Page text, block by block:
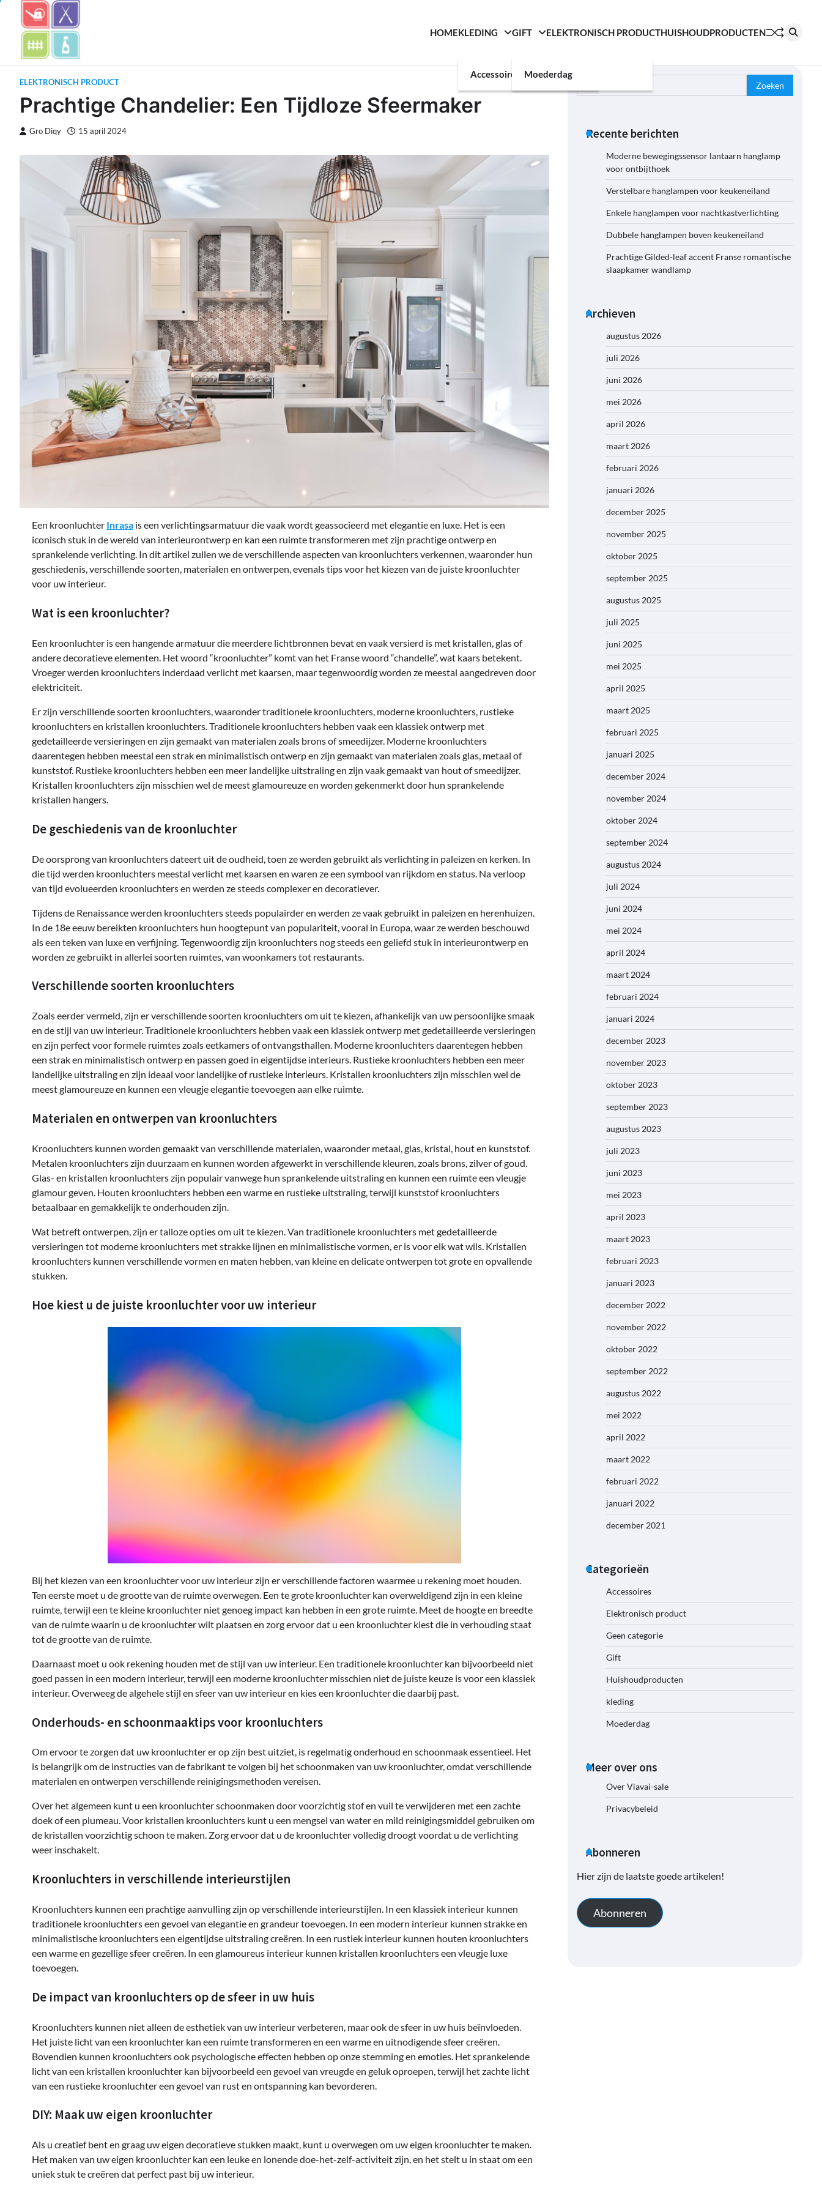
content
HOMEKLEDING
Accessoires
GIFT
Moederdag
ELEKTRONISCH PRODUCTHUISHOUDPRODUCTEN
ELEKTRONISCH PRODUCT
Prachtige Chandelier: Een Tijdloze Sfeermaker
Gro Diqy 15 april 2024
Een kroonluchter Inrasa is een verlichtingsarmatuur die vaak wordt geassocieerd met elegantie en luxe. Het is een
iconisch stuk in de wereld van interieurontwerp en kan een ruimte transformeren met zijn prachtige ontwerp en
sprankelende verlichting. In dit artikel zullen we de verschillende aspecten van kroonluchters verkennen, waaronder hun
geschiedenis, verschillende soorten, materialen en ontwerpen, evenals tips voor het kiezen van de juiste kroonluchter
voor uw interieur.
Wat is een kroonluchter?
Een kroonluchter is een hangende armatuur die meerdere lichtbronnen bevat en vaak versierd is met kristallen, glas of
andere decoratieve elementen. Het woord “kroonluchter” komt van het Franse woord “chandelle”, wat kaars betekent.
Vroeger werden kroonluchters inderdaad verlicht met kaarsen, maar tegenwoordig worden ze meestal aangedreven door
elektriciteit.
Er zijn verschillende soorten kroonluchters, waaronder traditionele kroonluchters, moderne kroonluchters, rustieke
kroonluchters en kristallen kroonluchters. Traditionele kroonluchters hebben vaak een klassiek ontwerp met
gedetailleerde versieringen en zijn gemaakt van materialen zoals brons of smeedijzer. Moderne kroonluchters
daarentegen hebben meestal een strak en minimalistisch ontwerp en zijn gemaakt van materialen zoals glas, metaal of
kunststof. Rustieke kroonluchters hebben een meer landelijke uitstraling en zijn vaak gemaakt van hout of smeedijzer.
Kristallen kroonluchters zijn misschien wel de meest glamoureuze en worden gekenmerkt door hun sprankelende
kristallen hangers.
De geschiedenis van de kroonluchter
De oorsprong van kroonluchters dateert uit de oudheid, toen ze werden gebruikt als verlichting in paleizen en kerken. In
die tijd werden kroonluchters meestal verlicht met kaarsen en waren ze een symbool van rijkdom en status. Na verloop
van tijd evolueerden kroonluchters en werden ze steeds complexer en decoratiever.
Tijdens de Renaissance werden kroonluchters steeds populairder en werden ze vaak gebruikt in paleizen en herenhuizen.
In de 18e eeuw bereikten kroonluchters hun hoogtepunt van populariteit, vooral in Europa, waar ze werden beschouwd
als een teken van luxe en verfijning. Tegenwoordig zijn kroonluchters nog steeds een geliefd stuk in interieurontwerp en
worden ze gebruikt in allerlei soorten ruimtes, van woonkamers tot restaurants.
Verschillende soorten kroonluchters
Zoals eerder vermeld, zijn er verschillende soorten kroonluchters om uit te kiezen, afhankelijk van uw persoonlijke smaak
en de stijl van uw interieur. Traditionele kroonluchters hebben vaak een klassiek ontwerp met gedetailleerde versieringen
en zijn perfect voor formele ruimtes zoals eetkamers of ontvangsthallen. Moderne kroonluchters daarentegen hebben
een strak en minimalistisch ontwerp en passen goed in eigentijdse interieurs. Rustieke kroonluchters hebben een meer
landelijke uitstraling en zijn ideaal voor landelijke of rustieke interieurs. Kristallen kroonluchters zijn misschien wel de
meest glamoureuze en kunnen een vleugje elegantie toevoegen aan elke ruimte.
Materialen en ontwerpen van kroonluchters
Kroonluchters kunnen worden gemaakt van verschillende materialen, waaronder metaal, glas, kristal, hout en kunststof.
Metalen kroonluchters zijn duurzaam en kunnen worden afgewerkt in verschillende kleuren, zoals brons, zilver of goud.
Glas- en kristallen kroonluchters zijn populair vanwege hun sprankelende uitstraling en kunnen een ruimte een vleugje
glamour geven. Houten kroonluchters hebben een warme en rustieke uitstraling, terwijl kunststof kroonluchters
betaalbaar en gemakkelijk te onderhouden zijn.
Wat betreft ontwerpen, zijn er talloze opties om uit te kiezen. Van traditionele kroonluchters met gedetailleerde
versieringen tot moderne kroonluchters met strakke lijnen en minimalistische vormen, er is voor elk wat wils. Kristallen
kroonluchters kunnen verschillende vormen en maten hebben, van kleine en delicate ontwerpen tot grote en opvallende
stukken.
Hoe kiest u de juiste kroonluchter voor uw interieur
Bij het kiezen van een kroonluchter voor uw interieur zijn er verschillende factoren waarmee u rekening moet houden.
Ten eerste moet u de grootte van de ruimte overwegen. Een te grote kroonluchter kan overweldigend zijn in een kleine
ruimte, terwijl een te kleine kroonluchter niet genoeg impact kan hebben in een grote ruimte. Meet de hoogte en breedte
van de ruimte waarin u de kroonluchter wilt plaatsen en zorg ervoor dat u een kroonluchter kiest die in verhouding staat
tot de grootte van de ruimte.
Daarnaast moet u ook rekening houden met de stijl van uw interieur. Een traditionele kroonluchter kan bijvoorbeeld niet
goed passen in een modern interieur, terwijl een moderne kroonluchter misschien niet de juiste keuze is voor een klassiek
interieur. Overweeg de algehele stijl en sfeer van uw interieur en kies een kroonluchter die daarbij past.
Onderhouds- en schoonmaaktips voor kroonluchters
Om ervoor te zorgen dat uw kroonluchter er op zijn best uitziet, is regelmatig onderhoud en schoonmaak essentieel. Het
is belangrijk om de instructies van de fabrikant te volgen bij het schoonmaken van uw kroonluchter, omdat verschillende
materialen en ontwerpen verschillende reinigingsmethoden vereisen.
Over het algemeen kunt u een kroonluchter schoonmaken door voorzichtig stof en vuil te verwijderen met een zachte
doek of een plumeau. Voor kristallen kroonluchters kunt u een mengsel van water en mild reinigingsmiddel gebruiken om
de kristallen voorzichtig schoon te maken. Zorg ervoor dat u de kroonluchter volledig droogt voordat u de verlichting
weer inschakelt.
Kroonluchters in verschillende interieurstijlen
Kroonluchters kunnen een prachtige aanvulling zijn op verschillende interieurstijlen. In een klassiek interieur kunnen
traditionele kroonluchters een gevoel van elegantie en grandeur toevoegen. In een modern interieur kunnen strakke en
minimalistische kroonluchters een eigentijdse uitstraling creëren. In een rustiek interieur kunnen houten kroonluchters
een warme en gezellige sfeer creëren. In een glamoureus interieur kunnen kristallen kroonluchters een vleugje luxe
toevoegen.
De impact van kroonluchters op de sfeer in uw huis
Kroonluchters kunnen niet alleen de esthetiek van uw interieur verbeteren, maar ook de sfeer in uw huis beïnvloeden.
Het juiste licht van een kroonluchter kan een ruimte transformeren en een warme en uitnodigende sfeer creëren.
Bovendien kunnen kroonluchters ook psychologische effecten hebben op onze stemming en emoties. Het sprankelende
licht van een kristallen kroonluchter kan bijvoorbeeld een gevoel van vreugde en geluk oproepen, terwijl het zachte licht
van een rustieke kroonluchter een gevoel van rust en ontspanning kan bevorderen.
DIY: Maak uw eigen kroonluchter
Als u creatief bent en graag uw eigen decoratieve stukken maakt, kunt u overwegen om uw eigen kroonluchter te maken.
Het maken van uw eigen kroonluchter kan een leuke en lonende doe-het-zelf-activiteit zijn, en het stelt u in staat om een
uniek stuk te creëren dat perfect past bij uw interieur.
naar:
Recente berichten
Moderne bewegingssensor lantaarn hanglamp
voor ontbijthoek
Verstelbare hanglampen voor keukeneiland
Enkele hanglampen voor nachtkastverlichting
Dubbele hanglampen boven keukeneiland
Prachtige Gilded-leaf accent Franse romantische
slaapkamer wandlamp
Archieven
augustus 2026
juli 2026
juni 2026
mei 2026
april 2026
maart 2026
februari 2026
januari 2026
december 2025
november 2025
oktober 2025
september 2025
augustus 2025
juli 2025
juni 2025
mei 2025
april 2025
maart 2025
februari 2025
januari 2025
december 2024
november 2024
oktober 2024
september 2024
augustus 2024
juli 2024
juni 2024
mei 2024
april 2024
maart 2024
februari 2024
januari 2024
december 2023
november 2023
oktober 2023
september 2023
augustus 2023
juli 2023
juni 2023
mei 2023
april 2023
maart 2023
februari 2023
januari 2023
december 2022
november 2022
oktober 2022
september 2022
augustus 2022
mei 2022
april 2022
maart 2022
februari 2022
januari 2022
december 2021
Categorieën
Accessoires
Elektronisch product
Geen categorie
Gift
Huishoudproducten
kleding
Moederdag
Meer over ons
Over Viavai-sale
Privacybeleid
Abonneren
Hier zijn de laatste goede artikelen!
Abonneren